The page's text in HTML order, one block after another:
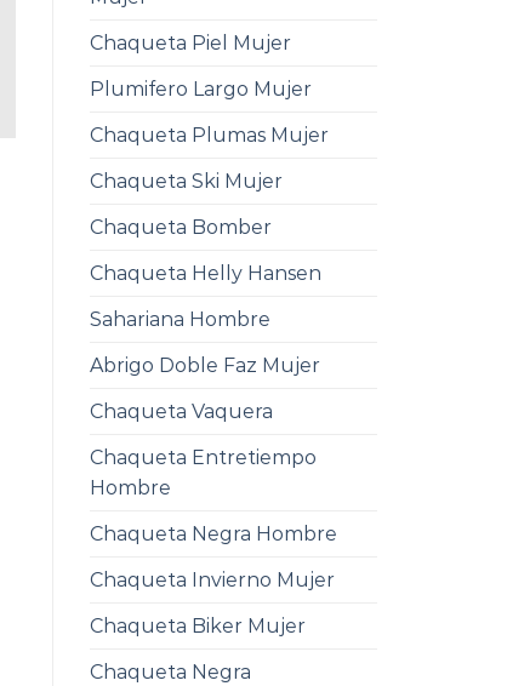
Chaqueta Piel Mujer
Plumifero Largo Mujer
Chaqueta Plumas Mujer
Chaqueta Ski Mujer
Chaqueta Bomber
Chaqueta Helly Hansen
Sahariana Hombre
Abrigo Doble Faz Mujer
Chaqueta Vaquera
Chaqueta Entretiempo
Hombre
Chaqueta Negra Hombre
Chaqueta Invierno Mujer
Chaqueta Biker Mujer
Chaqueta Negra